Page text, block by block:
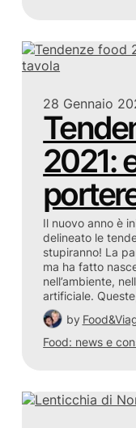
28 Gennaio
2021:
Il nuovo anno è
delineato le
stupiranno! La
ma ha fatto
nell’ambiente,
artificiale.
by
Food: news e